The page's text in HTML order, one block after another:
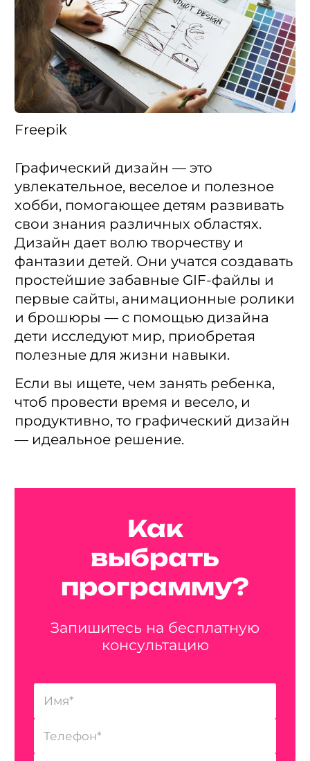
Freepik
Графический дизайн — это
увлекательное, веселое и полезное
хобби, помогающее детям развивать
свои знания различных областях.
Дизайн дает волю творчеству и
фантазии детей. Они учатся создавать
простейшие забавные GIF-файлы и
первые сайты, анимационные ролики
и брошюры — с помощью дизайна
дети исследуют мир, приобретая
полезные для жизни навыки.
Если вы ищете, чем занять ребенка,
чтоб провести время и весело, и
продуктивно, то графический дизайн
— идеальное решение.
Как
выбрать
программу?
Запишитесь на бесплатную
консультацию